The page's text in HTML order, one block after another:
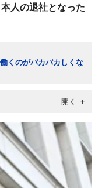
人の退社となった
くのがバカバカしくな